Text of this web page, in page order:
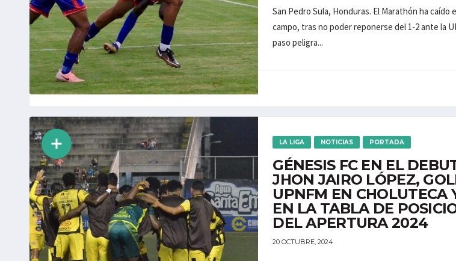
San Pedro Sula, Honduras. El Marathón ha caído
campo, tras no poder reponerse del 1-2 ante la
paso peligra...
LA LIGA NOTICIAS PORTADA
GÉNESIS FC EN EL
JHON JAIRO LÓPEZ,
UPNFM EN CHOLUTECA
EN LA TABLA DE
DEL APERTURA 2024
20 OCTUBRE, 2024